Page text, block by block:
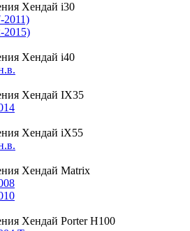
Хендай i30
2011)
2015)
Хендай i40
Хендай IX35
Хендай iX55
Хендай Matrix
Хендай Porter H100